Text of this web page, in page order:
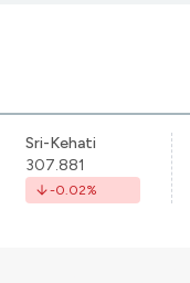
Sri-Kehati
307.881
-0.02%